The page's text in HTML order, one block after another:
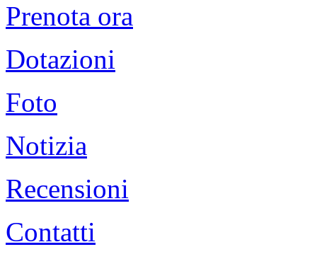
Prenota ora
Dotazioni
Foto
Notizia
Recensioni
Contatti